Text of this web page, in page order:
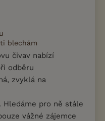
blechám
čivav nabízí
odběru
zvyklá na
Hledáme pro ně stále
vážné zájemce